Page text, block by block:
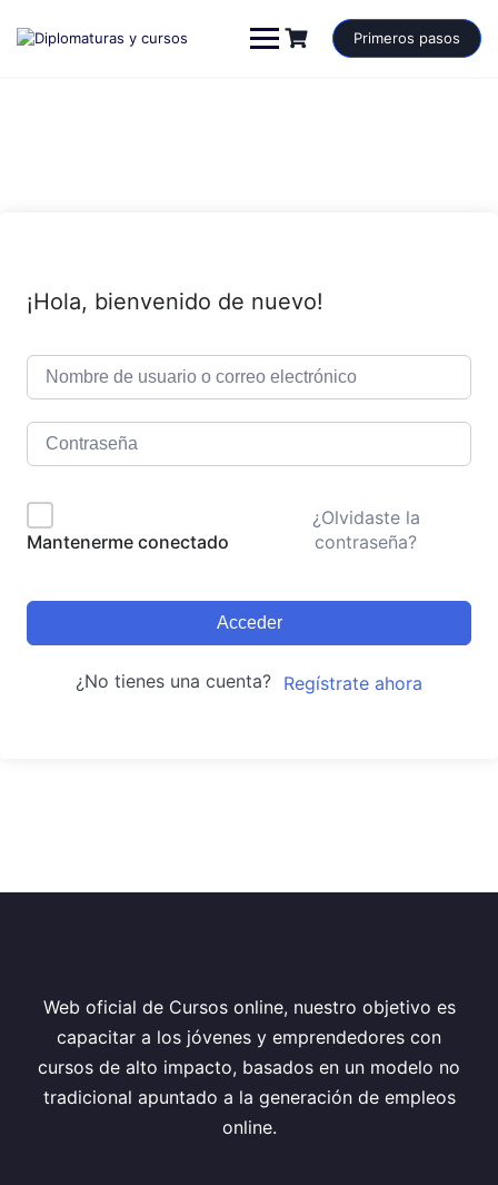
contenido
Primeros pasos
¡Hola, bienvenido de nuevo!
Mantenerme conectado
¿Olvidaste la
contraseña?
Acceder
¿No tienes una cuenta? Regístrate ahora
Web oficial de Cursos online, nuestro objetivo es
capacitar a los jóvenes y emprendedores con
cursos de alto impacto, basados en un modelo no
tradicional apuntado a la generación de empleos
online.